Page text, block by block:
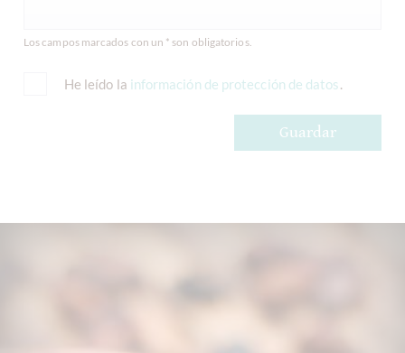
Los campos marcados con un * son obligatorios.
He leído la información de protección de datos.
Guardar